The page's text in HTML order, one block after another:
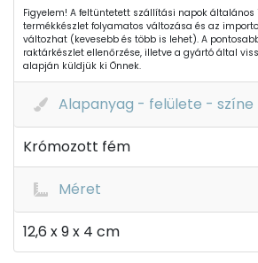
Figyelem! A feltüntetett szállítási napok általános
termékkészlet folyamatos változása és az
változhat (kevesebb és több is lehet). A
raktárkészlet ellenőrzése, illetve a gyártó által
alapján küldjük ki Önnek.
Alapanyag - felülete - színe
Krómozott fém
Méret
12,6 x 9 x 4 cm